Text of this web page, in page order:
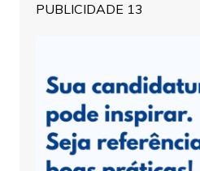
PUBLICIDADE 13